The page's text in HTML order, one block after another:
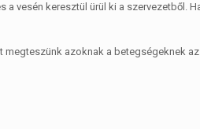
vesén keresztül ürül ki a szervezetből.
azoknak a betegségeknek az